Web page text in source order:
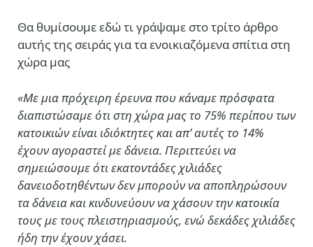
Θα θυμίσουμε εδώ τι γράψαμε στο τρίτο άρθρο
αυτής της σειράς για τα ενοικιαζόμενα σπίτια στη
χώρα μας
«Με μια πρόχειρη έρευνα που κάναμε πρόσφατα
διαπιστώσαμε ότι στη χώρα μας το 75% περίπου των
κατοικιών είναι ιδιόκτητες και απ’ αυτές το 14%
έχουν αγοραστεί με δάνεια. Περιττεύει να
σημειώσουμε ότι εκατοντάδες χιλιάδες
δανειοδοτηθέντων δεν μπορούν να αποπληρώσουν
τα δάνεια και κινδυνεύουν να χάσουν την κατοικία
τους με τους πλειστηριασμούς, ενώ δεκάδες χιλιάδες
ήδη την έχουν χάσει.